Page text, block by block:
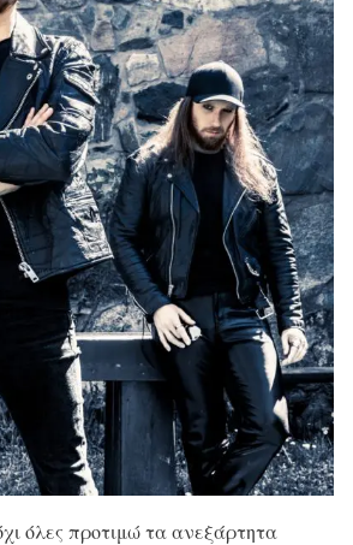
όλες προτιμώ τα ανεξάρτητα